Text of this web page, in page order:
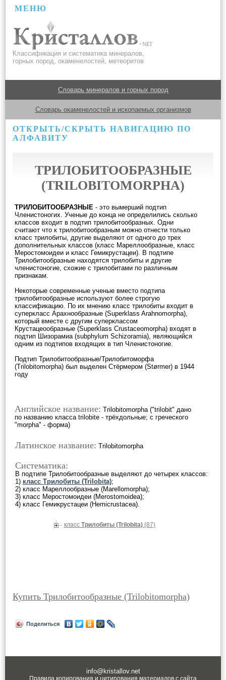
МЕНЮ
Классификация и систематика минералов,
горных пород, окаменелостей, метеоритов
Словарь минералов и горных пород
Словарь окаменелостей и ископаемых организмов
ОТКРЫТЬ/СКРЫТЬ НАВИГАЦИЮ ПО
АЛФАВИТУ
ТРИЛОБИТООБРАЗНЫЕ
(TRILOBITOMORPHA)
ТРИЛОБИТООБРАЗНЫЕ - это вымерший подтип
Членистоногих. Ученые до конца не определились сколько
классов входит в подтип трилобитообразных. Одни
считают что к трилобитообразным можно отнести только
класс трилобиты, другие выделяют от одного до трех
дополнительных классов (класс Мареллообразные, класс
Меростомоидеи и класс Гемикрустацеи). В подтипе
Трилобитообразные находятся трилобиты и другие
членистоногие, схожие с трилобитами по различным
признакам.
Некоторые современные ученые вместо подтипа
трилобитообразные используют более строгую
классификацию. По их мнению класс трилобиты входит в
суперкласс Арахнообразные (Superklass Arahnomorpha),
который вместе с другим суперклассом
Крустацеообразные (Superklass Crustaceomorpha) входят в
подтип Шизорамиа (subphylum Schizoramia), являющийся
одним из подтипов входящих в тип Членистоногие.
Подтип Трилобитообразные/Трилобитоморфа
(Trilobitomorpha) был выделен Стёрмером (Størmer) в 1944
году
Английское название: Trilobitomorpha ("trilobit" дано
по названию класса trilobite - трёхдольные; с греческого
"morpha" - форма)
Латинское название: Trilobitomorpha
Систематика:
В подтипе Трилобитообразные выделяют до четырех классов:
1) класс Трилобиты (Trilobita);
2) класс Мареллообразные (Marellomorpha);
3) класс Меростомоидеи (Merostomoidea);
4) класс Гемикрустацеи (Hemicrustacea).
класс Трилобиты (Trilobita) (87)
Купить Трилобитообразные (Trilobitomorpha)
Поделиться
info@kristallov.net
Правила копирования и цитирования материалов с сайта